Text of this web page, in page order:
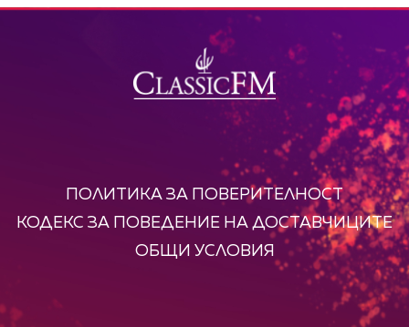
ПОЛИТИКА ЗА ПОВЕРИТЕЛНОСТ
КОДЕКС ЗА ПОВЕДЕНИЕ НА ДОСТАВЧИЦИТЕ
ОБЩИ УСЛОВИЯ